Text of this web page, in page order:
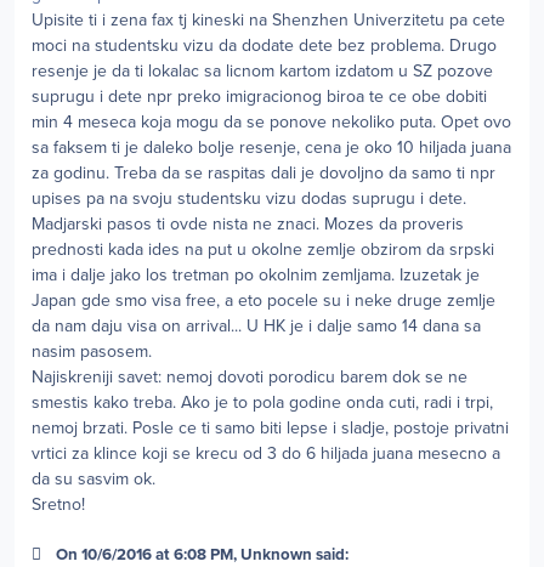
Upisite ti i zena fax tj kineski na Shenzhen Univerzitetu pa cete
moci na studentsku vizu da dodate dete bez problema. Drugo
resenje je da ti lokalac sa licnom kartom izdatom u SZ pozove
suprugu i dete npr preko imigracionog biroa te ce obe dobiti
min 4 meseca koja mogu da se ponove nekoliko puta. Opet ovo
sa faksem ti je daleko bolje resenje, cena je oko 10 hiljada juana
za godinu. Treba da se raspitas dali je dovoljno da samo ti npr
upises pa na svoju studentsku vizu dodas suprugu i dete.
Madjarski pasos ti ovde nista ne znaci. Mozes da proveris
prednosti kada ides na put u okolne zemlje obzirom da srpski
ima i dalje jako los tretman po okolnim zemljama. Izuzetak je
Japan gde smo visa free, a eto pocele su i neke druge zemlje
da nam daju visa on arrival... U HK je i dalje samo 14 dana sa
nasim pasosem.
Najiskreniji savet: nemoj dovoti porodicu barem dok se ne
smestis kako treba. Ako je to pola godine onda cuti, radi i trpi,
nemoj brzati. Posle ce ti samo biti lepse i sladje, postoje privatni
vrtici za klince koji se krecu od 3 do 6 hiljada juana mesecno a
da su sasvim ok.
Sretno!
On 10/6/2016 at 6:08 PM, Unknown said: